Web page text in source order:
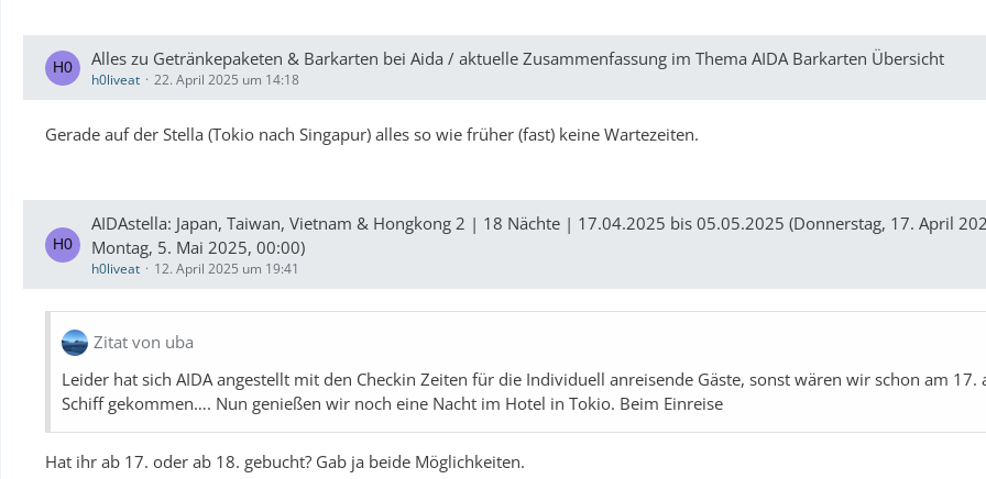
Alles zu Getränkepaketen & Barkarten bei Aida / aktuelle Zusammenfassung im Thema AIDA Barkarten Übersicht
h0liveat 22. April 2025 um 14:18
Gerade auf der Stella (Tokio nach Singapur) alles so wie früher (fast) keine Wartezeiten.
AIDAstella: Japan, Taiwan, Vietnam & Hongkong 2 | 18 Nächte | 17.04.2025 bis 05.05.2025 (Donnerstag, 17. April
Montag, 5. Mai 2025, 00:00)
h0liveat 12. April 2025 um 19:41
Zitat von uba
Leider hat sich AIDA angestellt mit den Checkin Zeiten für die Individuell anreisende Gäste, sonst wären wir schon am 17.
Schiff gekommen…. Nun genießen wir noch eine Nacht im Hotel in Tokio. Beim Einreise
Hat ihr ab 17. oder ab 18. gebucht? Gab ja beide Möglichkeiten.